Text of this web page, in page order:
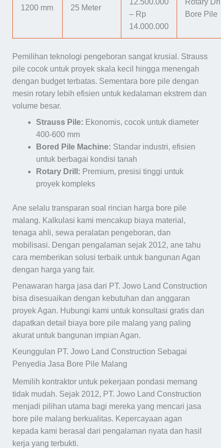
1200 mm 25 Meter
– Rp
14.000.000
Bore Pile
Pemilihan teknologi pengeboran sangat krusial. Strauss
pile cocok untuk proyek skala kecil hingga menengah
dengan budget terbatas. Sementara bore pile dengan
mesin rotary lebih efisien untuk kedalaman ekstrem dan
volume besar.
Strauss Pile: Ekonomis, cocok untuk diameter
400-600 mm
Bored Pile Machine: Standar industri, efisien
untuk berbagai kondisi tanah
Rotary Drill: Premium, presisi tinggi untuk
proyek kompleks
Ane selalu transparan soal rincian harga bore pile
malang. Kalkulasi kami mencakup biaya material,
tenaga ahli, sewa peralatan pengeboran, dan
mobilisasi. Dengan pengalaman sejak 2012, ane tahu
cara memberikan solusi terbaik untuk bangunan Agan
dengan harga yang fair.
Penawaran harga jasa dari PT. Jowo Land Construction
bisa disesuaikan dengan kebutuhan dan anggaran
proyek Agan. Hubungi kami untuk konsultasi gratis dan
dapatkan detail biaya bore pile malang yang paling
akurat untuk bangunan impian Agan.
Keunggulan PT. Jowo Land Construction Sebagai
Penyedia Jasa Bore Pile Malang
Memilih kontraktor untuk pekerjaan pondasi memang
tidak mudah. Sejak 2012, PT. Jowo Land Construction
menjadi pilihan utama bagi mereka yang mencari jasa
bore pile malang berkualitas. Kepercayaan agan
kepada kami berasal dari pengalaman nyata dan hasil
kerja yang terbukti.